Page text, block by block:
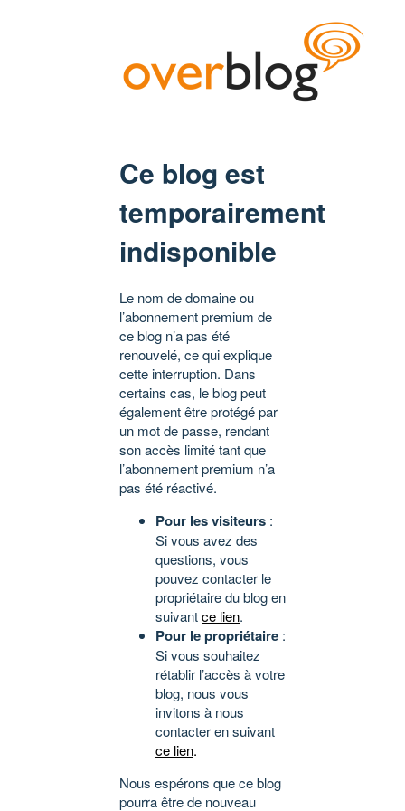
Ce blog est
temporairement
indisponible
Le nom de domaine ou
l’abonnement premium de
ce blog n’a pas été
renouvelé, ce qui explique
cette interruption. Dans
certains cas, le blog peut
également être protégé par
un mot de passe, rendant
son accès limité tant que
l’abonnement premium n’a
pas été réactivé.
Pour les visiteurs :
Si vous avez des
questions, vous
pouvez contacter le
propriétaire du blog en
suivantce lien.
Pour le propriétaire :
Si vous souhaitez
rétablir l’accès à votre
blog, nous vous
invitons à nous
contacter en suivant
ce lien.
Nous espérons que ce blog
pourra être de nouveau